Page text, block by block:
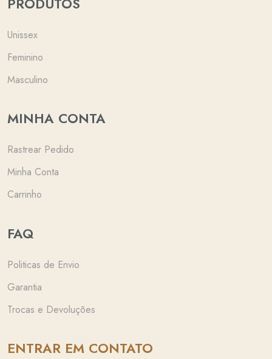
Unissex
Feminino
Masculino
MINHA CONTA
Rastrear Pedido
Minha Conta
Carrinho
FAQ
Politicas de Envio
Garantia
Trocas e Devoluções
ENTRAR EM CONTATO